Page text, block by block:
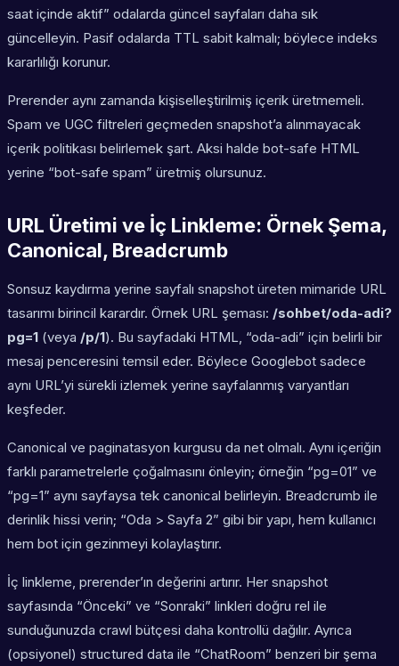
saat içinde aktif” odalarda güncel sayfaları daha sık
güncelleyin. Pasif odalarda TTL sabit kalmalı; böylece indeks
kararlılığı korunur.
Prerender aynı zamanda kişiselleştirilmiş içerik üretmemeli.
Spam ve UGC filtreleri geçmeden snapshot’a alınmayacak
içerik politikası belirlemek şart. Aksi halde bot-safe HTML
yerine “bot-safe spam” üretmiş olursunuz.
URL Üretimi ve İç Linkleme: Örnek Şema,
Canonical, Breadcrumb
Sonsuz kaydırma yerine sayfalı snapshot üreten mimaride URL
tasarımı birincil karardır. Örnek URL şeması: /sohbet/oda-adi?
pg=1 (veya /p/1). Bu sayfadaki HTML, “oda-adi” için belirli bir
mesaj penceresini temsil eder. Böylece Googlebot sadece
aynı URL’yi sürekli izlemek yerine sayfalanmış varyantları
keşfeder.
Canonical ve paginatasyon kurgusu da net olmalı. Aynı içeriğin
farklı parametrelerle çoğalmasını önleyin; örneğin “pg=01” ve
“pg=1” aynı sayfaysa tek canonical belirleyin. Breadcrumb ile
derinlik hissi verin; “Oda > Sayfa 2” gibi bir yapı, hem kullanıcı
hem bot için gezinmeyi kolaylaştırır.
İç linkleme, prerender’ın değerini artırır. Her snapshot
sayfasında “Önceki” ve “Sonraki” linkleri doğru rel ile
sunduğunuzda crawl bütçesi daha kontrollü dağılır. Ayrıca
(opsiyonel) structured data ile “ChatRoom” benzeri bir şema